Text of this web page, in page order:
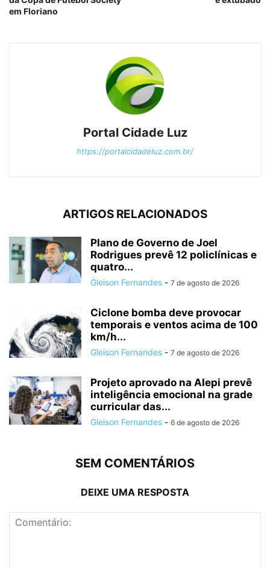
em Floriano
Portal Cidade Luz
https://portalcidadeluz.com.br/
ARTIGOS RELACIONADOS
Plano de Governo de Joel
Rodrigues prevê 12 policlínicas e
quatro...
Gleison Fernandes - 7 de agosto de 2026
Ciclone bomba deve provocar
temporais e ventos acima de 100
km/h...
Gleison Fernandes - 7 de agosto de 2026
Projeto aprovado na Alepi prevê
inteligência emocional na grade
curricular das...
Gleison Fernandes - 6 de agosto de 2026
SEM COMENTÁRIOS
DEIXE UMA RESPOSTA